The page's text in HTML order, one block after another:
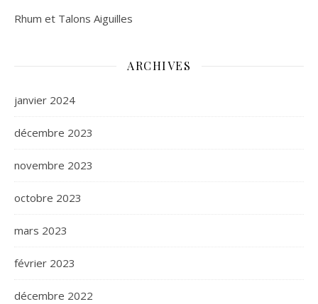
Rhum et Talons Aiguilles
ARCHIVES
janvier 2024
décembre 2023
novembre 2023
octobre 2023
mars 2023
février 2023
décembre 2022